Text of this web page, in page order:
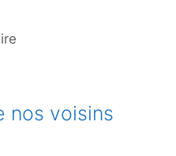
nos voisins